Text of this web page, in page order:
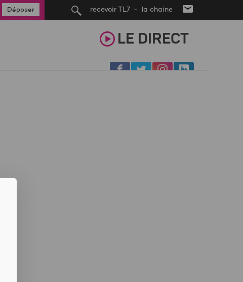
recevoir TL7 - la chaine
Déposer
LE DIRECT